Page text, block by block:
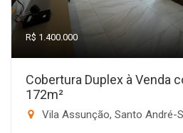
R$ 1.400.000
Cobertura Duplex à Venda
172m²
Vila Assunção, Santo André-